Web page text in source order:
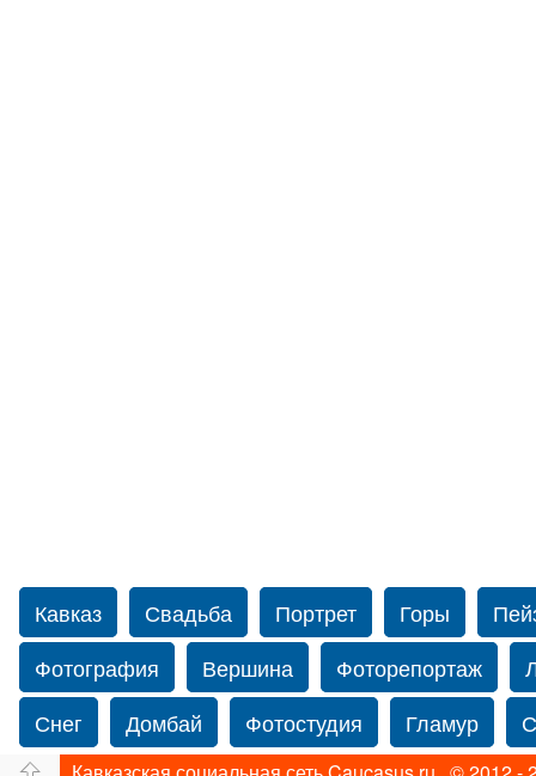
Кавказ Свадьба Портрет Горы
Фотография
Вершина Фоторепортаж
Снег
Домбай Фотостудия Гламур